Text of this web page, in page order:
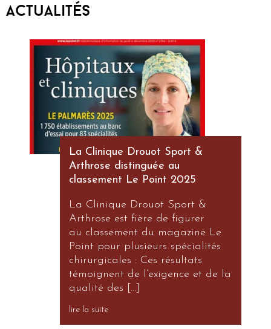
Actualités
La Clinique Drouot Sport &
Arthrose distinguée au
classement Le Point 2025
La Clinique Drouot Sport &
Arthrose est fière de figurer
au classement du magazine Le
Point pour plusieurs spécialités
chirurgicales : Ces résultats
témoignent de l’exigence et de la
qualité des […]
lire la suite